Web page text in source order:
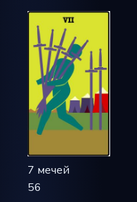
7 мечей
56